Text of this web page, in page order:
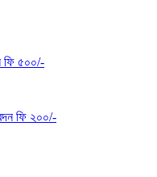
ফি ৫০০/-
ফি ২০০/-